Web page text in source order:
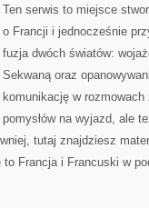
Ten serwis to miejsce
o Francji i jednocześnie
fuzja dwóch światów:
Sekwaną oraz
komunikację w
pomysłów na wyjazd, ale
tutaj znajdziesz
Francja i Francuski w